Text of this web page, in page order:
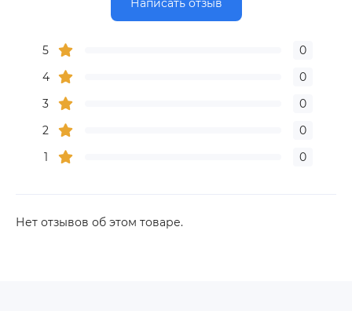
Написать отзыв
5
0
4
0
3
0
2
0
1
0
Нет отзывов об этом товаре.